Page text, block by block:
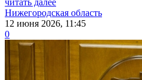
читать далее
Нижегородская область
12 июня 2026, 11:45
0